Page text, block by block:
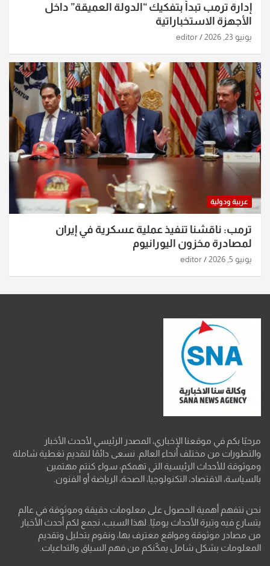
إدارة ترمب تبدأ بتفكيك “الدولة العميقة” داخل
الأجهزة الاستخباراتية
يونيو 23, 2026 editor
عربية ودولية
ترمب: ناقشنا تنفيذ عملية عسكرية في إيران
لمصادرة مخزون اليورانيوم
يونيو 5, 2026 editor
مرحبًا بكم في موقعنا الإخباري، المصدر الرئيسي لأحدث الأخبار
والتطورات من مختلف أنحاء العالم. نسعى دائمًا لتقديم تغطية شاملة
وموثوقة للأحداث الرئيسية التي تهمكم، سواء كنتم مهتمين
بالسياسة، الاقتصاد، التكنولوجيا، الصحة، الرياضة أو الفنون.
نحن نتفهم أهمية الحصول على معلومات دقيقة وموثوقة في عالم
يتسارع فيه وتيرة الأحداث يوميًا. لهذا السبب، نجمع لكم أحدث الأخبار
من مصادر موثوقة ومواقع معترف بها، ونقوم بتحليل وتقديم
المعلومات بشكل شامل يمكّنكم من فهم السياق والتداعيات.